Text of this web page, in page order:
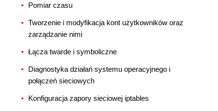
Pomiar czasu
Tworzenie i modyfikacja kont użytkowników oraz
zarządzanie nimi
Łącza twarde i symboliczne
Diagnostyka działań systemu operacyjnego i
połączeń sieciowych
Konfiguracja zapory sieciowej iptables